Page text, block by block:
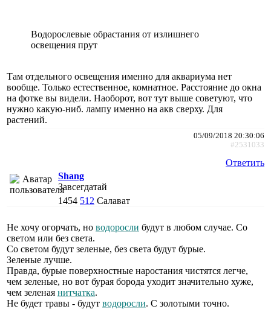
Водорослевые обрастания от излишнего
освещения прут
Там отдельного освещения именно для аквариума нет
вообще. Только естественное, комнатное. Расстояние до окна
на фотке вы видели. Наоборот, вот тут выше советуют, что
нужно какую-ниб. лампу именно на акв сверху. Для
растений.
05/09/2018 20:30:06
#2531033
Ответить
Shang
Завсегдатай
1454 512 Салават
Не хочу огорчать, но водоросли будут в любом случае. Со
светом или без света.
Со светом будут зеленые, без света будут бурые.
Зеленые лучше.
Правда, бурые поверхностные наростания чистятся легче,
чем зеленые, но вот бурая борода уходит значительно хуже,
чем зеленая нитчатка.
Не будет травы - будут водоросли. С золотыми точно.